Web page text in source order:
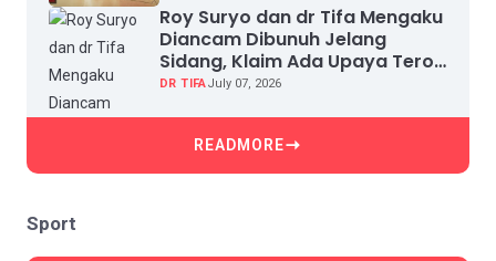
Roy Suryo dan dr Tifa Mengaku
Diancam Dibunuh Jelang
Sidang, Klaim Ada Upaya Teror
dan Intimidasi
DR TIFAJuly 07, 2026
READMORE
Sport